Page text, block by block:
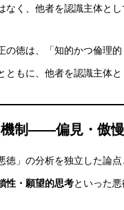
なく、他者を認識主体と
の徳は、「知的かつ倫理
ともに、他者を認識主体
機制——偏見・傲
徳」の分析を独立した論
性・願望的思考といった